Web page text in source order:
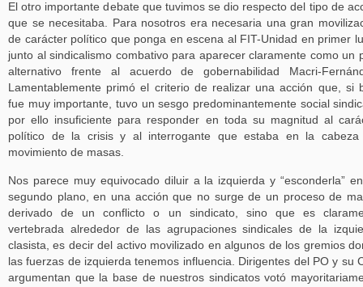
El otro importante debate que tuvimos se dio respecto del tipo de
que se necesitaba. Para nosotros era necesaria una gran
de carácter político que ponga en escena al FIT-Unidad en primer
junto al sindicalismo combativo para aparecer claramente como un
alternativo frente al acuerdo de gobernabilidad Macri-
Lamentablemente primó el criterio de realizar una acción que, si
fue muy importante, tuvo un sesgo predominantemente social
por ello insuficiente para responder en toda su magnitud al
político de la crisis y al interrogante que estaba en la cabeza
movimiento de masas.
Nos parece muy equivocado diluir a la izquierda y “esconderla”
segundo plano, en una acción que no surge de un proceso de
derivado de un conflicto o un sindicato, sino que es
vertebrada alrededor de las agrupaciones sindicales de la
clasista, es decir del activo movilizado en algunos de los gremios
las fuerzas de izquierda tenemos influencia. Dirigentes del PO y su
argumentan que la base de nuestros sindicatos votó